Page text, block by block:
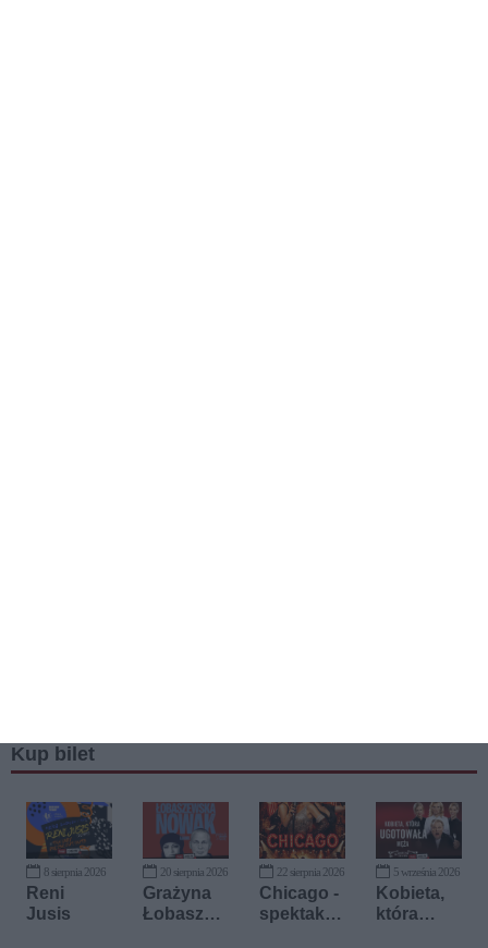
Kup bilet
8 sierpnia 2026
Reni
Jusis
20 sierpnia 2026
Grażyna
Łobaszew
22 sierpnia 2026
Chicago -
spektakl
5 września 2026
Kobieta,
która